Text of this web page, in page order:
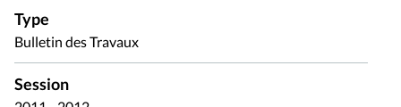
Type
Bulletin des Travaux
Session